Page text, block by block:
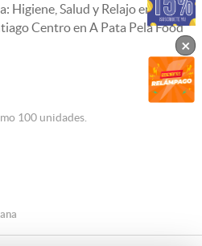
Higiene, Salud y Relajo en
Centro en A Pata Pelá Food
100 unidades.
×